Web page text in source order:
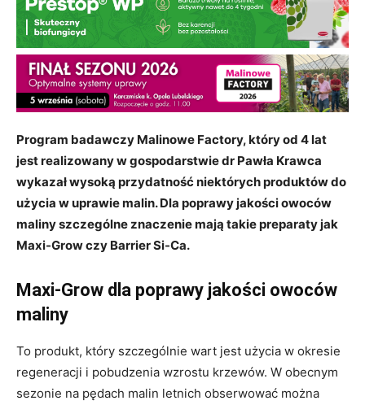
Program badawczy Malinowe Factory, który od 4 lat
jest realizowany w gospodarstwie dr Pawła Krawca
wykazał wysoką przydatność niektórych produktów do
użycia w uprawie malin. Dla poprawy jakości owoców
maliny szczególne znaczenie mają takie preparaty jak
Maxi-Grow czy Barrier Si-Ca.
Maxi-Grow dla poprawy jakości owoców
maliny
To produkt, który szczególnie wart jest użycia w okresie
regeneracji i pobudzenia wzrostu krzewów. W obecnym
sezonie na pędach malin letnich obserwować można